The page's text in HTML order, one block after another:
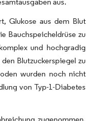
Glukose aus dem Blut
Bauchspeicheldrüse zu
und hochgradig
Blutzuckerspiegel zu
wurden noch nicht
von Typ-1-Diabetes